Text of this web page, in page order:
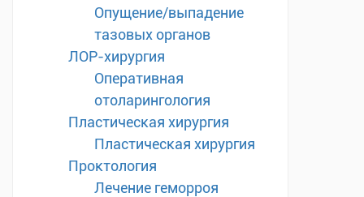
Опущение/выпадение
тазовых органов
ЛОР-хирургия
Оперативная
отоларингология
Пластическая хирургия
Пластическая хирургия
Проктология
Лечение геморроя